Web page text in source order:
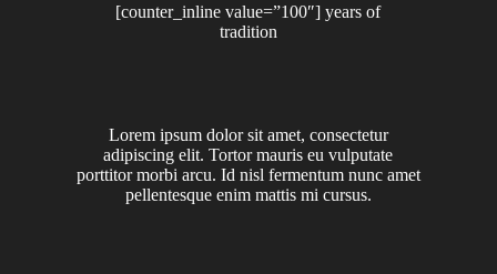
[counter_inline value=”100″] years of
tradition
Lorem ipsum dolor sit amet, consectetur
adipiscing elit. Tortor mauris eu vulputate
porttitor morbi arcu. Id nisl fermentum nunc amet
pellentesque enim mattis mi cursus.